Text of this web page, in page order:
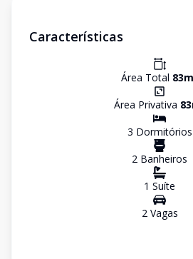
Características
Área Total 83
Área Privativa 83
3 Dormitórios
2 Banheiros
1 Suíte
2Vagas